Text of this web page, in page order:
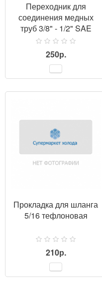
Переходник для
соединения медных
труб 3/8" - 1/2" SAE
СОЮЗ
250р.
Прокладка для шланга
5/16 тефлоновая
210р.